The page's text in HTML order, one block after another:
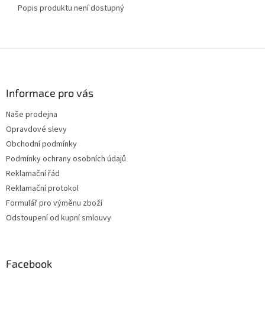
Popis produktu není dostupný
Informace pro vás
Naše prodejna
Opravdové slevy
Obchodní podmínky
Podmínky ochrany osobních údajů
Reklamační řád
Reklamační protokol
Formulář pro výměnu zboží
Odstoupení od kupní smlouvy
Facebook